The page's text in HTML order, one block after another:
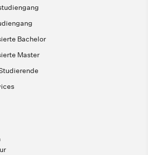
Bachelor
Master